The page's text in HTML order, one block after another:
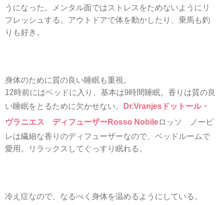
うになった。メンタル面ではストレスをためないようにリ
フレッシュする。アウトドアで体を動かしたり、乗馬も釣
りも好き。
身体のために質の良い睡眠も重視。
12時前にはベッドに入り、基本は9時間睡眠。香りは質の良
い睡眠をとるために欠かせない。
Dr.Vranjesドットール・
ヴラニエス ディフューザーRosso Nobileロッソ ノービ
レは繊細な香りのディフューザーなので、ベッドルームで
愛用。リラックスしてぐっすり眠れる。
冷え症なので、なるべく身体を温めるようにしている。